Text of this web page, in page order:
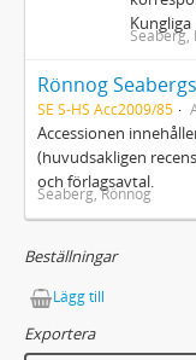
Kungliga
Seaberg,
Rönnog
SE S-HS Acc2009/85
Accessionen
(huvudsakligen
och förlagsavtal.
Seaberg, Rönnog
Beställningar
Lägg till
Exportera